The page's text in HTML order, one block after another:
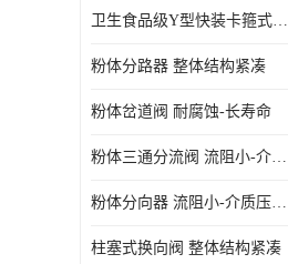
卫生食品级Y型快装卡箍式分路阀 结构坚固-不易变形
粉体分路器 整体结构紧凑
粉体岔道阀 耐腐蚀-长寿命
粉体三通分流阀 流阻小-介质压力损失少
粉体分向器 流阻小-介质压力损失少
柱塞式换向阀 整体结构紧凑